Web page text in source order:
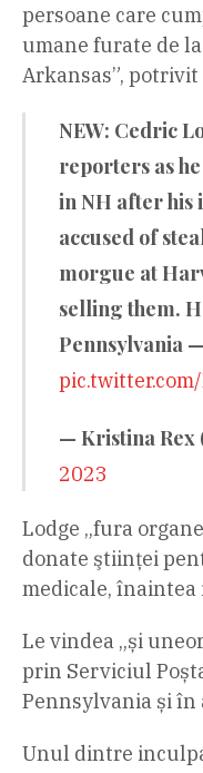
persoane care
umane furate de
Arkansas”,
NEW: Cedric
reporters as
in NH after his
accused of
morgue at
selling them.
Pennsylvania
— Kristina Rex
2023
Lodge „fura
donate ştiinţei
medicale,
Le vindea „și
prin Serviciul
Pennsylvania și în
Unul dintre